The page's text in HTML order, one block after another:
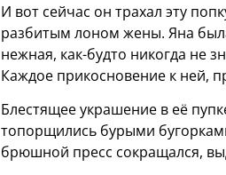
И вот сейчас он трахал эту
разбитым лоном жены. Яна
нежная, как-будто никогда не
Каждое прикосновение к ней,
Блестящее украшение в её
топорщились бурыми
брюшной пресс сокращался,